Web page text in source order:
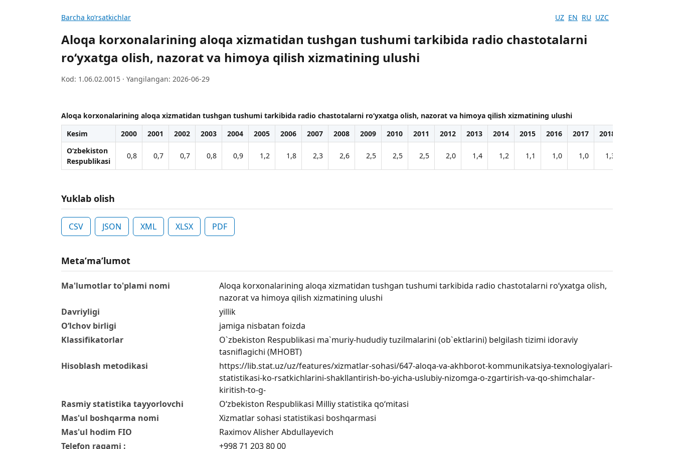
Barcha koʻrsatkichlar UZ EN RU UZC
Aloqa korxonalarining aloqa xizmatidan tushgan tushumi tarkibida radio chastotalarni
ro‘yxatga olish, nazorat va himoya qilish xizmatining ulushi
Kod: 1.06.02.0015 · Yangilangan: 2026-06-29
Aloqa korxonalarining aloqa xizmatidan tushgan tushumi tarkibida radio chastotalarni ro‘yxatga olish, nazorat va himoya qilish xizmatining ulushi
Kesim
2000 2001 2002 2003 2004 2005 2006 2007 2008 2009 2010 2011 2012 2013 2014 2015 2016 2017 2018
O‘zbekiston
Respublikasi
0,8 0,7 0,7 0,8 0,9 1,2 1,8 2,3 2,6 2,5 2,5 2,5 2,0 1,4 1,2 1,1 1,0 1,0 1,3
Yuklab olish
CSV JSON XML XLSX PDF
Metaʼmaʼlumot
Ma'lumotlar to'plami nomi
Aloqa korxonalarining aloqa xizmatidan tushgan tushumi tarkibida radio chastotalarni ro‘yxatga olish,
nazorat va himoya qilish xizmatining ulushi
Davriyligi
yillik
O‘lchov birligi
jamiga nisbatan foizda
Klassifikatorlar
O`zbekiston Respublikasi ma`muriy-hududiy tuzilmalarini (ob`ektlarini) belgilash tizimi idoraviy
tasniflagichi (MHOBT)
Hisoblash metodikasi
https://lib.stat.uz/uz/features/xizmatlar-sohasi/647-aloqa-va-akhborot-kommunikatsiya-texnologiyalari-
statistikasi-ko-rsatkichlarini-shakllantirish-bo-yicha-uslubiy-nizomga-o-zgartirish-va-qo-shimchalar-
kiritish-to-g-
Rasmiy statistika tayyorlovchi
O‘zbekiston Respublikasi Milliy statistika qo‘mitasi
Mas'ul boshqarma nomi
Xizmatlar sohasi statistikasi boshqarmasi
Mas'ul hodim FIO
Raximov Alisher Abdullayevich
Telefon raqami :
+998 71 203 80 00